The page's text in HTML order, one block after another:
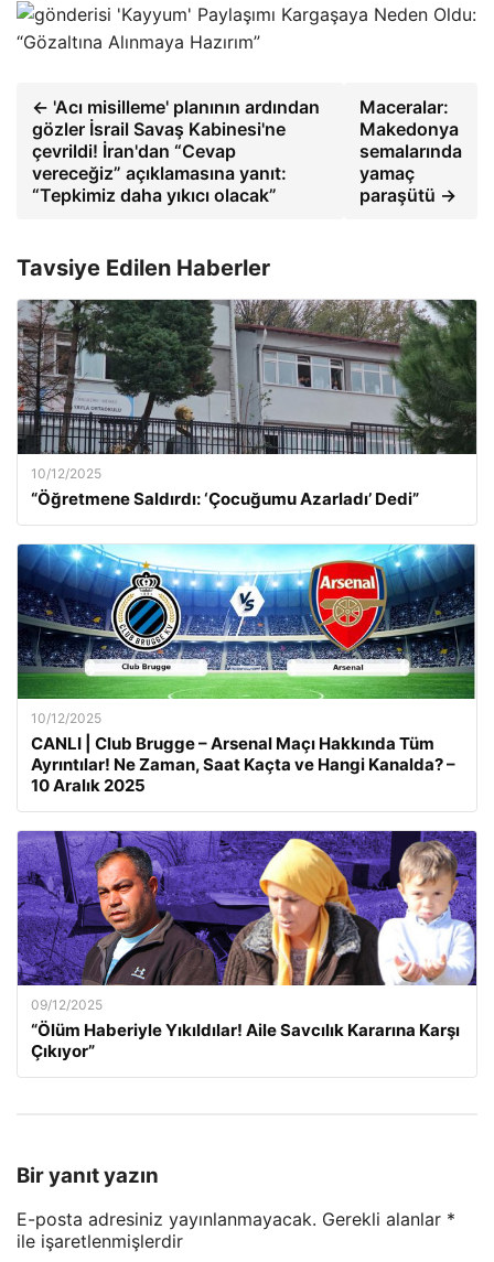
'Kayyum' Paylaşımı Kargaşaya Neden Oldu:
“Gözaltına Alınmaya Hazırım”
← 'Acı misilleme' planının ardından
gözler İsrail Savaş Kabinesi'ne
çevrildi! İran'dan “Cevap
vereceğiz” açıklamasına yanıt:
“Tepkimiz daha yıkıcı olacak”
Maceralar:
Makedonya
semalarında
yamaç
paraşütü →
Tavsiye Edilen Haberler
10/12/2025
“Öğretmene Saldırdı: ‘Çocuğumu Azarladı’ Dedi”
10/12/2025
CANLI | Club Brugge – Arsenal Maçı Hakkında Tüm
Ayrıntılar! Ne Zaman, Saat Kaçta ve Hangi Kanalda? –
10 Aralık 2025
09/12/2025
“Ölüm Haberiyle Yıkıldılar! Aile Savcılık Kararına Karşı
Çıkıyor”
Bir yanıt yazın
E-posta adresiniz yayınlanmayacak. Gerekli alanlar *
ile işaretlenmişlerdir